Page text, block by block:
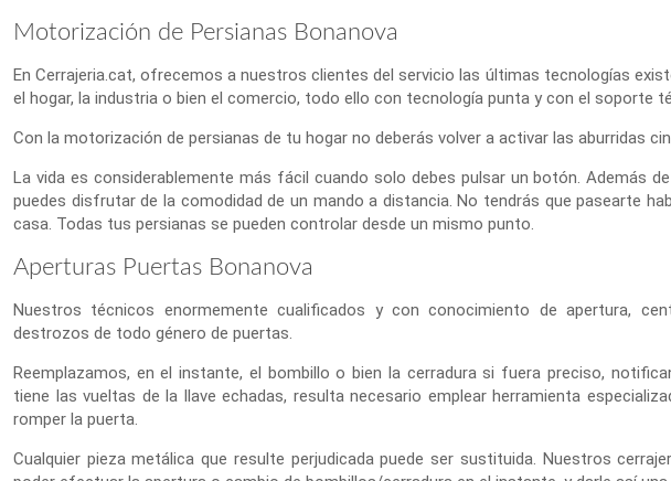
Motorización de Persianas Bonanova
En Cerrajeria.cat, ofrecemos a nuestros clientes del servicio las últimas tecnologías
el hogar, la industria o bien el comercio, todo ello con tecnología punta y con el soporte
Con la motorización de persianas de tu hogar no deberás volver a activar las aburridas
La vida es considerablemente más fácil cuando solo debes pulsar un botón. Además
puedes disfrutar de la comodidad de un mando a distancia. No tendrás que pasearte
casa. Todas tus persianas se pueden controlar desde un mismo punto.
Aperturas Puertas Bonanova
Nuestros técnicos enormemente cualificados y con conocimiento de apertura,
destrozos de todo género de puertas.
Reemplazamos, en el instante, el bombillo o bien la cerradura si fuera preciso,
tiene las vueltas de la llave echadas, resulta necesario emplear herramienta
romper la puerta.
Cualquier pieza metálica que resulte perjudicada puede ser sustituida. Nuestros